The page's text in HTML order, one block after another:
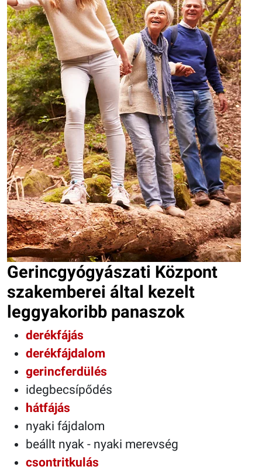
Gerincgyógyászati Központ
szakemberei által kezelt
leggyakoribb panaszok
derékfájás
derékfájdalom
gerincferdülés
idegbecsípődés
hátfájás
nyaki fájdalom
beállt nyak - nyaki merevség
csontritkulás